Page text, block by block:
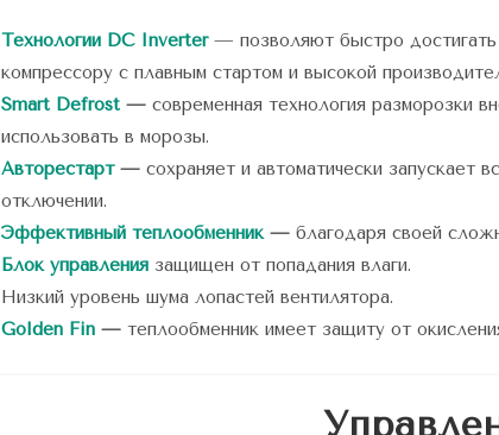
Технологии DC Inverter— позволяют быстро достигать
компрессору с плавным стартом и высокой
Smart Defrost— современная технология разморозки
использовать в морозы.
Авторестарт— сохраняет и автоматически запускает
отключении.
Эффективный теплообменник— благодаря своей
Блок управления защищен от попадания влаги.
Низкий уровень шума лопастей вентилятора.
Golden Fin — теплообменник имеет защиту от